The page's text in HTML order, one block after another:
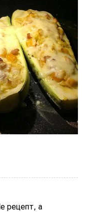
рецепт, а